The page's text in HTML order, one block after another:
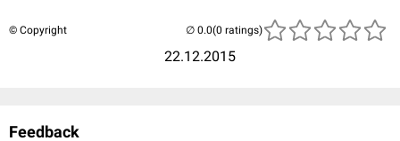
© Copyright
22.12.2015
(0 ratings)
Feedback